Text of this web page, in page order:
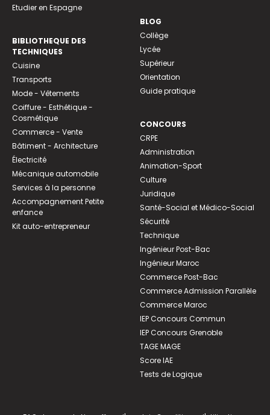
Etudier en Espagne
BIBLIOTHEQUE DES
TECHNIQUES
Cuisine
Transports
Mode - Vêtements
Coiffure - Esthétique -
Cosmétique
Commerce - Vente
Bâtiment - Architecture
Électricité
Mécanique automobile
Services à la personne
Accompagnement Petite
enfance
Kit auto-entrepreneur
BLOG
Collège
Lycée
Supérieur
Orientation
Guide pratique
CONCOURS
CRPE
Administration
Animation-Sport
Culture
Juridique
Santé-Social et Médico-Social
Sécurité
Technique
Ingénieur Post-Bac
Ingénieur Maroc
Commerce Post-Bac
Commerce Admission Parallèle
Commerce Maroc
IEP Concours Commun
IEP Concours Grenoble
TAGE MAGE
Score IAE
Tests de Logique